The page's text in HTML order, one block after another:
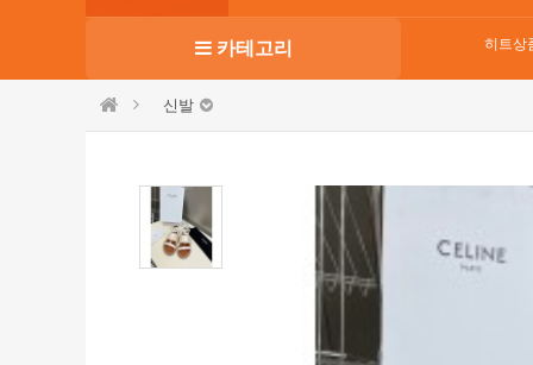
카테고리 히트상
신발